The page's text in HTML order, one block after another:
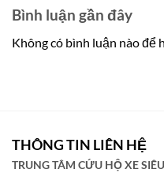
Bình luận gần đây
Không có bình luận nào để
THÔNG TIN LIÊN HỆ
TRUNG TÂM CỨU HỘ XE